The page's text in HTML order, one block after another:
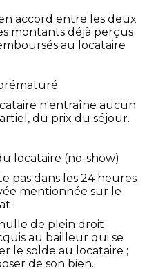
accord entre les deux
montants déjà perçus
au locataire
n'entraîne aucun
du prix du séjour.
locataire (no-show)
pas dans les 24 heures
mentionnée sur le
:
de plein droit ;
au bailleur qui se
le solde au locataire ;
de son bien.